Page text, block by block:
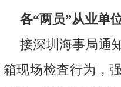
各“两员”从业单
接深圳海事局通
箱现场检査行为，